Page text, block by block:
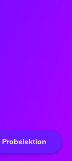
Probelektion